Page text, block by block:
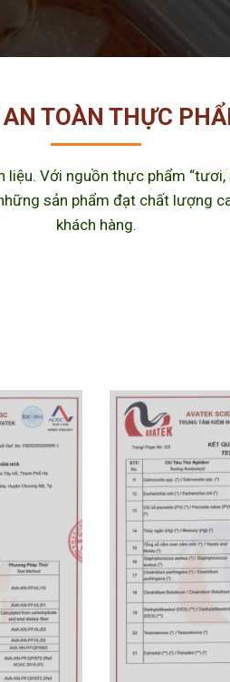
AN TOÀN THỰC
Với nguồn thực phẩm
sản phẩm đạt chất lượng
khách hàng.